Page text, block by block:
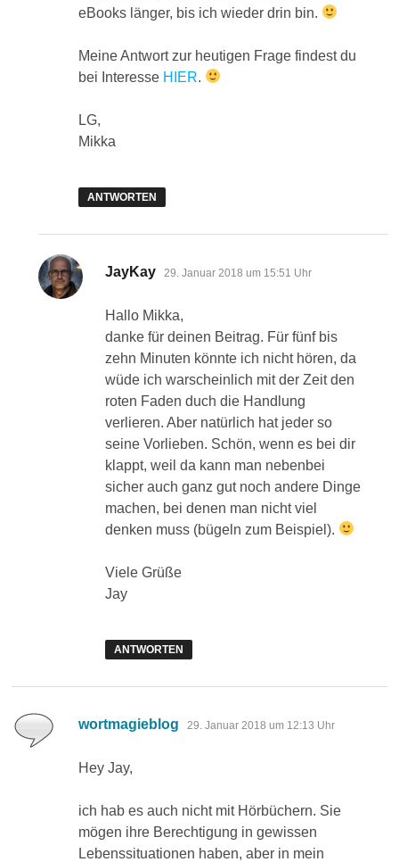
eBooks länger, bis ich wieder drin bin.
Meine Antwort zur heutigen Frage findest du
bei Interesse HIER.
LG,
Mikka
ANTWORTEN
JayKay sagt:
29. Januar 2018 um 15:51 Uhr
Hallo Mikka,
danke für deinen Beitrag. Für fünf bis
zehn Minuten könnte ich nicht hören, da
wüde ich warscheinlich mit der Zeit den
roten Faden duch die Handlung
verlieren. Aber natürlich hat jeder so
seine Vorlieben. Schön, wenn es bei dir
klappt, weil da kann man nebenbei
sicher auch ganz gut noch andere Dinge
machen, bei denen man nicht viel
denken muss (bügeln zum Beispiel).
Viele Grüße
Jay
ANTWORTEN
wortmagieblog sagt:
29. Januar 2018 um 12:13 Uhr
Hey Jay,
ich hab es auch nicht mit Hörbüchern. Sie
mögen ihre Berechtigung in gewissen
Lebenssituationen haben, aber in mein